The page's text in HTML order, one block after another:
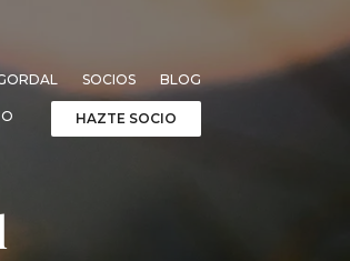
SOCIOS BLOG
HAZTE SOCIO